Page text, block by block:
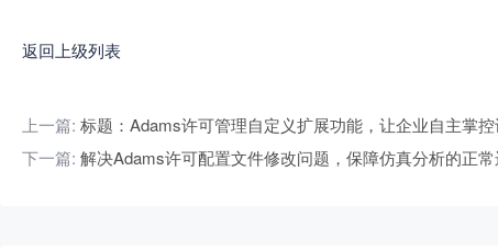
返回上级列表
上一篇: 标题：Adams许可管理自定义扩展功能，让企业自主掌
下一篇: 解决Adams许可配置文件修改问题，保障仿真分析的正